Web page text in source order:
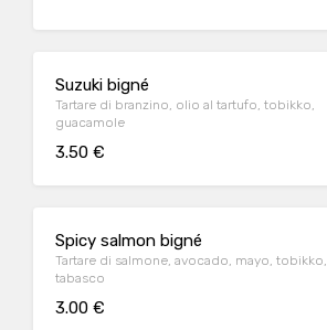
Suzuki bigné
Tartare di branzino, olio al tartufo, tobikko,
guacamole
3.50 €
Spicy salmon bigné
Tartare di salmone, avocado, mayo, tobikko,
tabasco
3.00 €